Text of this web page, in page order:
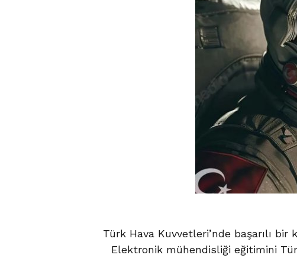
Türk Hava Kuvvetleri’nde başarılı
Elektronik mühendisliği eğitimini